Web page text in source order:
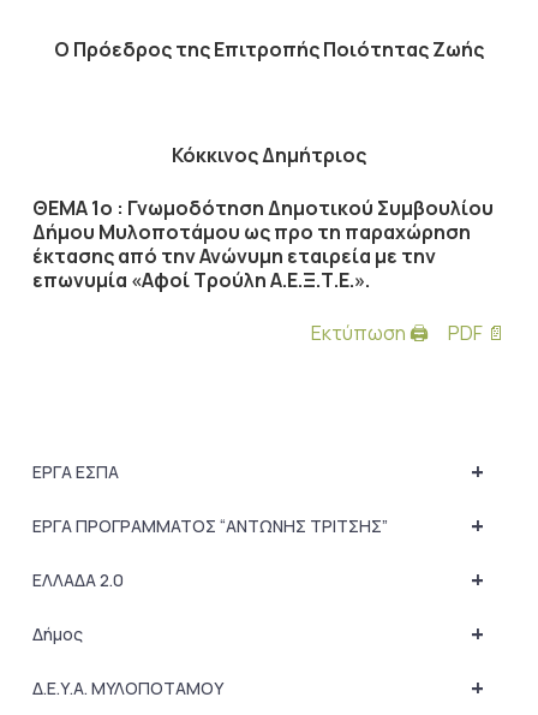
Ο Πρόεδροςτης Επιτροπής Ποιότητας Ζωής
Κόκκινος Δημήτριος
ΘΕΜΑ 1ο : Γνωμοδότηση Δημοτικού Συμβουλίου
Δήμου Μυλοποτάμου ως προ τη παραχώρηση
έκτασης από την Ανώνυμη εταιρεία με την
επωνυμία «Αφοί Τρούλη Α.Ε.Ξ.Τ.Ε.».
Εκτύπωση 🖨
PDF 📄
+
ΕΡΓΑ ΕΣΠΑ
+
ΕΡΓΑ ΠΡΟΓΡΑΜΜΑΤΟΣ “ΑΝΤΩΝΗΣ ΤΡΙΤΣΗΣ”
+
ΕΛΛΑΔΑ 2.0
+
Δήμος
+
Δ.Ε.Υ.Α. ΜΥΛΟΠΟΤΑΜΟΥ